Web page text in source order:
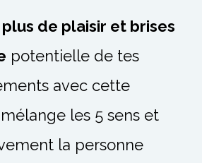
plus de plaisir et brises
potentielle de tes
avec cette
les 5 sens et
la personne